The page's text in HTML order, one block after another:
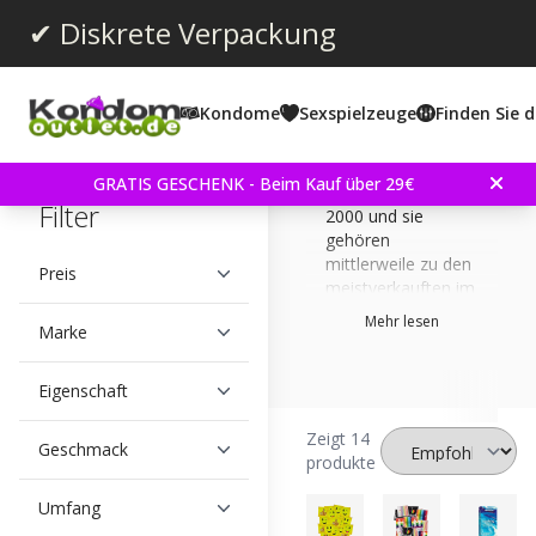
✔ Diskrete Verpackung
Kondome Sexspielzeuge Finden Sie
GRATIS GESCHENK - Beim Kauf über 29€
Filter
Preis
Marke
Eigenschaft
Geschmack
Umfang
gibt es seit ihrem
Markstart im Jahr
2000 und sie
gehören
mittlerweile zu den
meistverkauften im
Vereinigten
sich die Pasante
Kondome immer
größerer
Beliebtheit. Im
stetig wachsenden
Mehr lesen
Zeigt 14
produkte